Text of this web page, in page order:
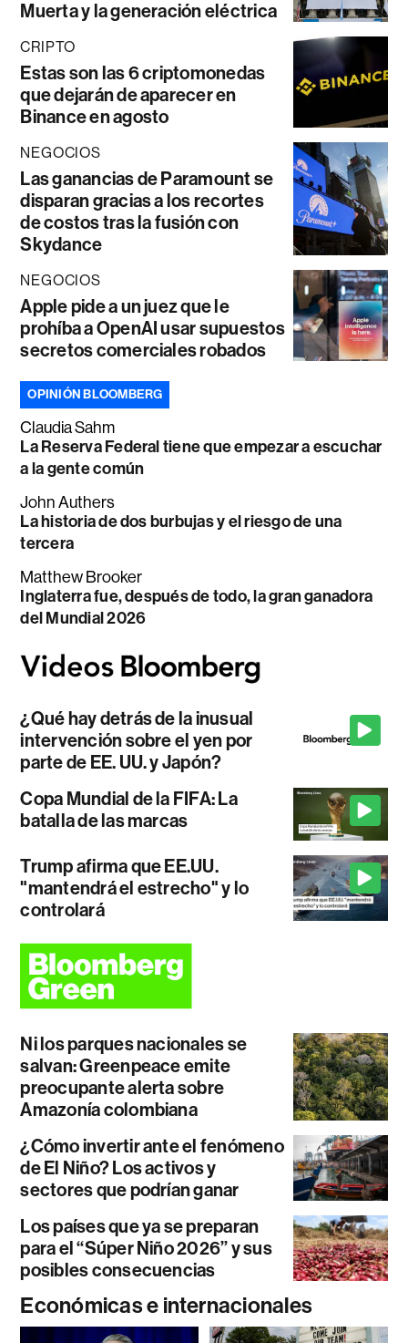
Muerta y la generación eléctrica
CRIPTO
Estas son las 6 criptomonedas
que dejarán de aparecer en
Binance en agosto
NEGOCIOS
Las ganancias de Paramount se
disparan gracias a los recortes
de costos tras la fusión con
Skydance
NEGOCIOS
Apple pide a un juez que le
prohíba a OpenAI usar supuestos
secretos comerciales robados
OPINIÓN BLOOMBERG
Claudia Sahm
La Reserva Federal tiene que empezar a escuchar
a la gente común
John Authers
La historia de dos burbujas y el riesgo de una
tercera
Matthew Brooker
Inglaterra fue, después de todo, la gran ganadora
del Mundial 2026
¿Qué hay detrás de la inusual
intervención sobre el yen por
parte de EE. UU. y Japón?
Copa Mundial de la FIFA: La
batalla de las marcas
Trump afirma que EE.UU.
"mantendrá el estrecho" y lo
controlará
Ni los parques nacionales se
salvan: Greenpeace emite
preocupante alerta sobre
Amazonía colombiana
¿Cómo invertir ante el fenómeno
de El Niño? Los activos y
sectores que podrían ganar
Los países que ya se preparan
para el “Súper Niño 2026” y sus
posibles consecuencias
Económicas e internacionales